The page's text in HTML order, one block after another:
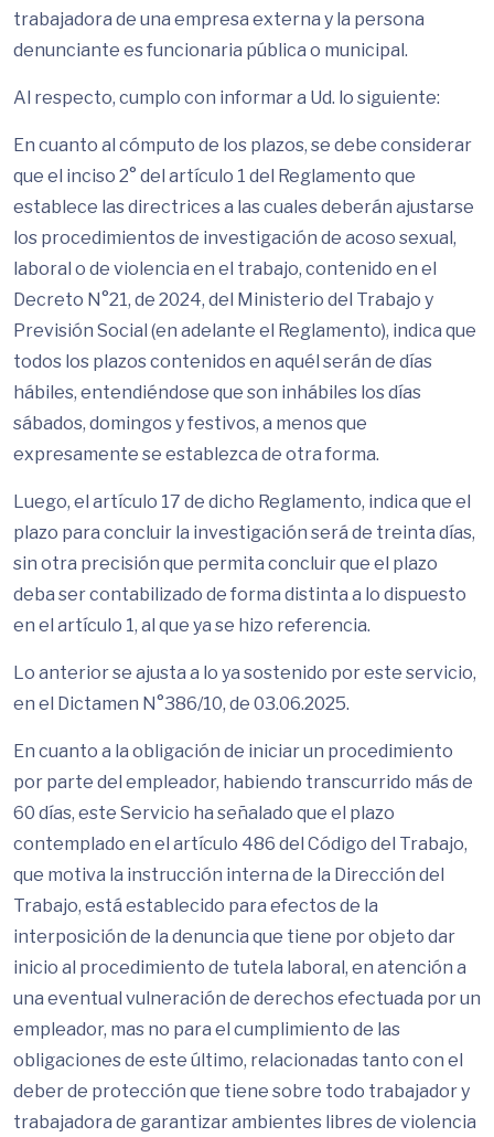
trabajadora de una empresa externa y la persona
denunciante es funcionaria pública o municipal.
Al respecto, cumplo con informar a Ud. lo siguiente:
En cuanto al cómputo de los plazos, se debe considerar
que el inciso 2° del artículo 1 del Reglamento que
establece las directrices a las cuales deberán ajustarse
los procedimientos de investigación de acoso sexual,
laboral o de violencia en el trabajo, contenido en el
Decreto N°21, de 2024, del Ministerio del Trabajo y
Previsión Social (en adelante el Reglamento), indica que
todos los plazos contenidos en aquél serán de días
hábiles, entendiéndose que son inhábiles los días
sábados, domingos y festivos, a menos que
expresamente se establezca de otra forma.
Luego, el artículo 17 de dicho Reglamento, indica que el
plazo para concluir la investigación será de treinta días,
sin otra precisión que permita concluir que el plazo
deba ser contabilizado de forma distinta a lo dispuesto
en el artículo 1, al que ya se hizo referencia.
Lo anterior se ajusta a lo ya sostenido por este servicio,
en el Dictamen N°386/10, de 03.06.2025.
En cuanto a la obligación de iniciar un procedimiento
por parte del empleador, habiendo transcurrido más de
60 días, este Servicio ha señalado que el plazo
contemplado en el artículo 486 del Código del Trabajo,
que motiva la instrucción interna de la Dirección del
Trabajo, está establecido para efectos de la
interposición de la denuncia que tiene por objeto dar
inicio al procedimiento de tutela laboral, en atención a
una eventual vulneración de derechos efectuada por un
empleador, mas no para el cumplimiento de las
obligaciones de este último, relacionadas tanto con el
deber de protección que tiene sobre todo trabajador y
trabajadora de garantizar ambientes libres de violencia